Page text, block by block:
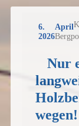
6. April
2026
Nur
wegen!